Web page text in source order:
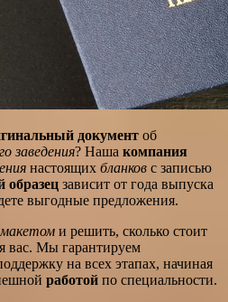
документ об
заведения? Наша компания
настоящих бланков с записью
образец зависит от года выпуска
выгодные предложения.
макетом и решить, сколько стоит
вас. Мы гарантируем
на всех этапах, начиная
работой по специальности.